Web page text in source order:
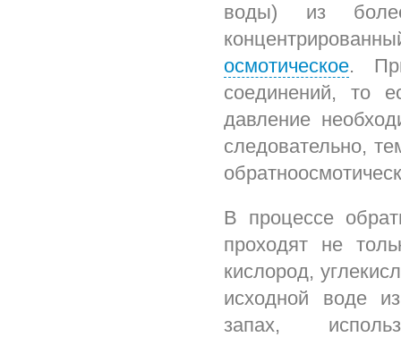
воды) из
осмотическое.
соединений, то
давление
следовательно,
В процессе
проходят не
кислород,
исходной воде
запах,